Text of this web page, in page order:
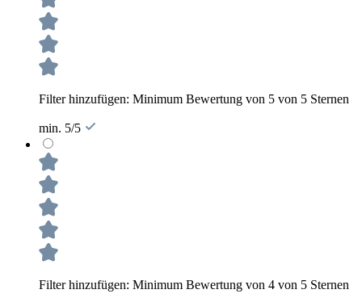
Filter hinzufügen: Minimum Bewertung von 5 von 5 Sternen
min. 5/5
Filter hinzufügen: Minimum Bewertung von 4 von 5 Sternen